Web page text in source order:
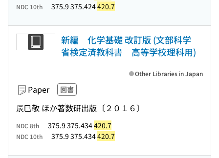
NDC 10th 375.9 375.424420.7
新編 化学基礎 改訂版 (文部科学
省検定済教科書 高等学校理科用)
Paper 図書
辰巳敬 ほか著数研出版 〔２０１６〕
Other Libraries in Japan
NDC 8th 375.9 375.434420.7
NDC 10th 375.9 375.434420.7